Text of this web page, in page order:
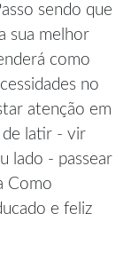
sendo que
sua melhor
como
no
atenção em
latir - vir
lado - passear
Como
e feliz